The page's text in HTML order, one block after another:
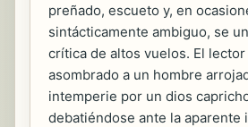
preñado, escueto y, en
sintácticamente ambiguo, se
crítica de altos vuelos. El
asombrado a un hombre
intemperie por un dios
debatiéndose ante la aparente